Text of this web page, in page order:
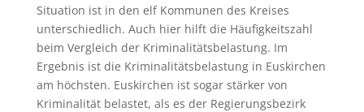
Situation ist in den elf Kommunen des Kreises
unterschiedlich. Auch hier hilft die Häufigkeitszahl
beim Vergleich der Kriminalitätsbelastung. Im
Ergebnis ist die Kriminalitätsbelastung in Euskirchen
am höchsten. Euskirchen ist sogar stärker von
Kriminalität belastet, als es der Regierungsbezirk